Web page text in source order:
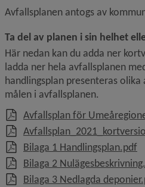
Avfallsplanen antogs av
Ta del av planen i sin helhet
Här nedan kan du adda ner
ladda ner hela avfallsplanen
handlingsplan presenteras
målen i avfallsplanen.
Avfallsplan för
Bilaga 1 Handlingsplan.pdf,
Bilaga 2
Bilaga 3 Nedlagda